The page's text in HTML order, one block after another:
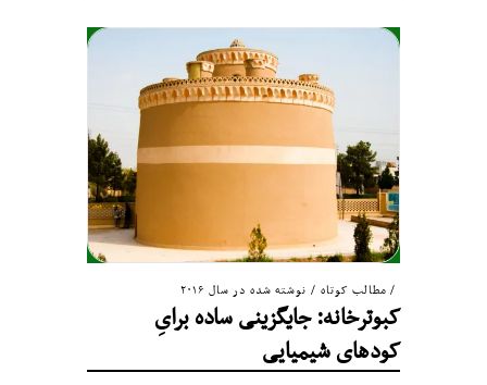
مطالب کوتاه / نوشته شده در سال ۲۰۱۶
کبوترخانه: جایگزینی ساده برایِ
کودهای شیمیایی